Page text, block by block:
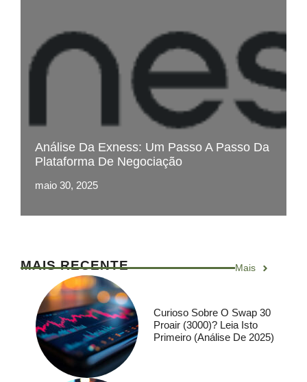
Análise Da Exness: Um Passo A Passo Da
Plataforma De Negociação
maio 30, 2025
MAIS RECENTE Mais
Curioso Sobre O Swap 30
Proair (3000)? Leia Isto
Primeiro (análise De 2025)